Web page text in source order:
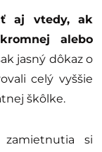
aj vtedy, ak
alebo
jasný dôkaz o
celý vyššie
škôlke.
si